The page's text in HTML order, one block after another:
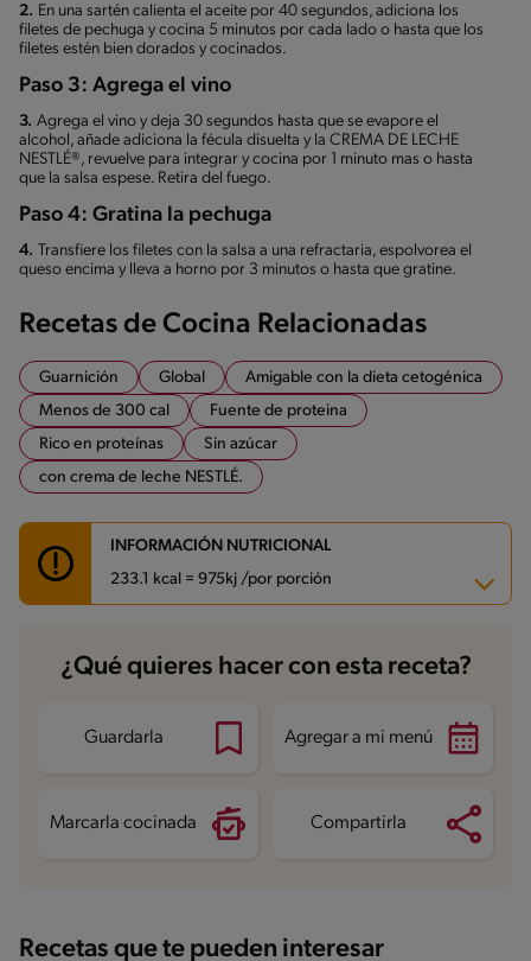
2. En una sartén calienta el aceite por 40 segundos, adiciona los
filetes de pechuga y cocina 5 minutos por cada lado o hasta que los
filetes estén bien dorados y cocinados.
Paso 3: Agrega el vino
3. Agrega el vino y deja 30 segundos hasta que se evapore el
alcohol, añade adiciona la fécula disuelta y la CREMA DE LECHE
NESTLÉ®, revuelve para integrar y cocina por 1 minuto mas o hasta
que la salsa espese. Retira del fuego.
Paso 4: Gratina la pechuga
4. Transfiere los filetes con la salsa a una refractaria, espolvorea el
queso encima y lleva a horno por 3 minutos o hasta que gratine.
Recetas de Cocina Relacionadas
Guarnición Global
Amigable con la dieta cetogénica
Menos de 300 cal
Fuente de proteina
Rico en proteínas
Sin azúcar
con crema de leche NESTLÉ.
INFORMACIÓN NUTRICIONAL
233.1 kcal = 975kj /por porción
Carbohidratos 1.9 g
Energía 233.1 kcal
Proteína
Grasas saturadas 2.7 g
¿Qué quieres hacer con esta receta?
Guardarla Agregar a mi menú
Marcarla cocinada Compartirla
Recetas que te pueden interesar